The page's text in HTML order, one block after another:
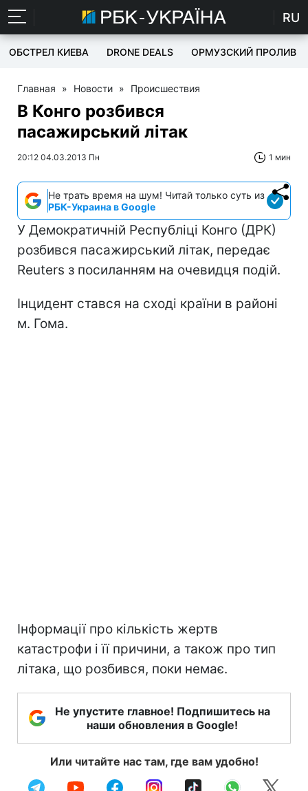
RU
ОБСТРЕЛ КИЕВА DRONE DEALS ОРМУЗСКИЙ ПРОЛИВ
Главная » Новости » Происшествия
В Конго розбився
пасажирський літак
20:12 04.03.2013 Пн 1 мин
Не трать время на шум! Читай только суть из
РБК-Украина в Google
У Демократичній Республіці Конго (ДРК)
розбився пасажирський літак, передає
Reuters з посиланням на очевидця подій.
Інцидент стався на сході країни в районі
м. Гома.
Інформації про кількість жертв
катастрофи і її причини, а також про тип
літака, що розбився, поки немає.
Не упустите главное! Подпишитесь на
наши обновления в Google!
Или читайте нас там, где вам удобно!